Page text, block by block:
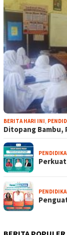
BERITA HARI INI,
Ditopang Bambu,